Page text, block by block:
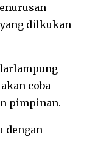
dilkukan
coba
pimpinan.
dengan